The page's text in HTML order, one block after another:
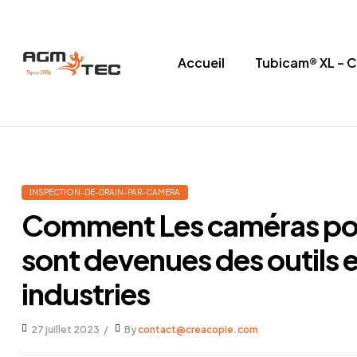
XL
Caméra
d'inspection
Ø50
mm
Accueil Tubicam® XL –
INSPECTION-DE-DRAIN-PAR-CAMERA
Comment Les caméras
sont devenues des outils
industries
27 juillet 2023 Bycontact@creacopie.com